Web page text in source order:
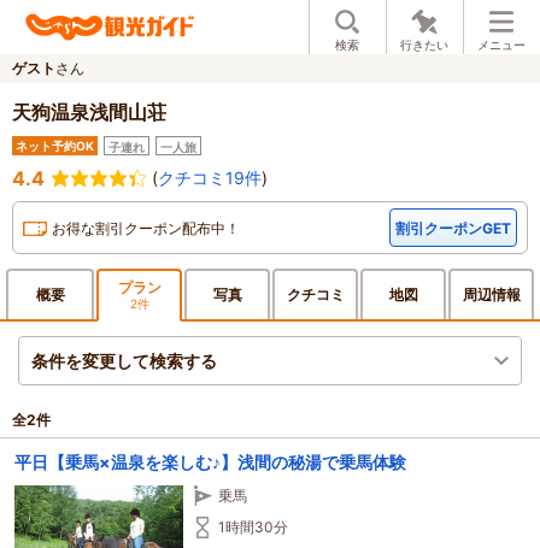
検索 行きたい メニュー
ゲスト さん
天狗温泉浅間山荘
ネット予約OK 子連れ 一人旅
4.4 (クチコミ19件)
お得な割引クーポン配布中！ 割引クーポンGET
概要 プラン
2件 写真 クチコミ 地図 周辺情報
条件を変更して検索する
全2件
平日【乗馬×温泉を楽しむ♪】浅間の秘湯で乗馬体験
乗馬
1時間30分